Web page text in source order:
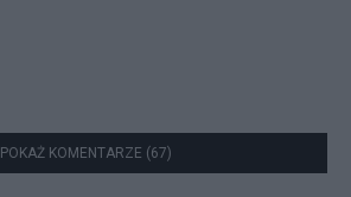
POKAŻ KOMENTARZE (67)